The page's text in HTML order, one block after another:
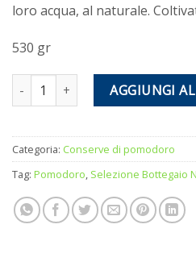
loro acqua, al naturale.
530 gr
Pomodori Pelati al Naturale - Il
AGGIUNGI
Categoria: Conserve di pomodoro
Tag: Pomodoro, Selezione Bottegaio